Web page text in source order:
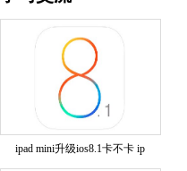
ipad mini升级ios8.1卡不卡 ip